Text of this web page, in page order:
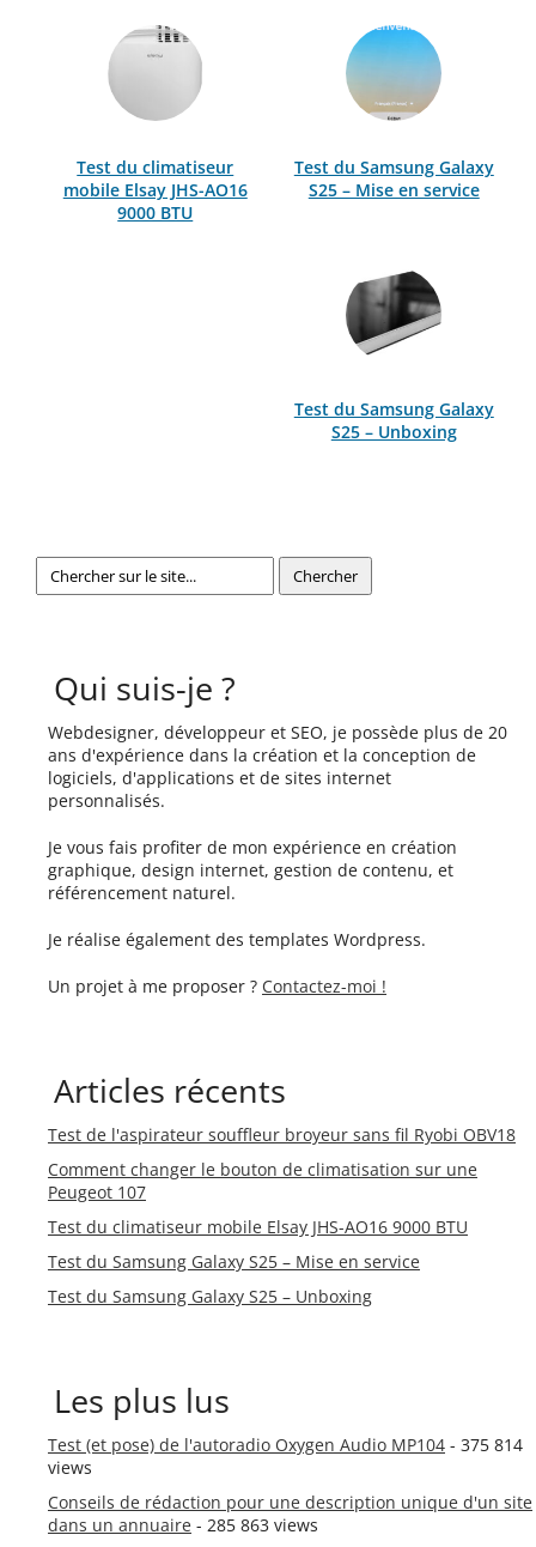
Test du climatiseur
mobile Elsay JHS-AO16
9000 BTU
Test du Samsung Galaxy
S25 – Mise en service
Test du Samsung Galaxy
S25 – Unboxing
Qui suis-je ?
Webdesigner, développeur et SEO, je possède plus de 20
ans d'expérience dans la création et la conception de
logiciels, d'applications et de sites internet
personnalisés.
Je vous fais profiter de mon expérience en création
graphique, design internet, gestion de contenu, et
référencement naturel.
Je réalise également des templates Wordpress.
Un projet à me proposer ? Contactez-moi !
Articles récents
Test de l'aspirateur souffleur broyeur sans fil Ryobi OBV18
Comment changer le bouton de climatisation sur une
Peugeot 107
Test du climatiseur mobile Elsay JHS-AO16 9000 BTU
Test du Samsung Galaxy S25 – Mise en service
Test du Samsung Galaxy S25 – Unboxing
Les plus lus
Test (et pose) de l'autoradio Oxygen Audio MP104 - 375 814
views
Conseils de rédaction pour une description unique d'un site
dans un annuaire - 285 863 views